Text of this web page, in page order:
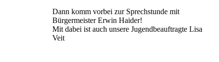
Dann komm vorbei zur Sprechstunde mit
Bürgermeister Erwin Haider!
Mit dabei ist auch unsere Jugendbeauftragte Lisa
Veit